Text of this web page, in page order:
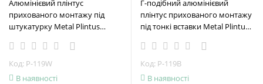
Алюмінієвий плінтус
прихованого монтажу під
штукатурку Metal Plintus
Код: P-119W
В наявності
Г-подібний алюмінієвий
плінтус прихованого монтажу
під тонкі вставки Metal Plintus
Код: P-119B
В наявності